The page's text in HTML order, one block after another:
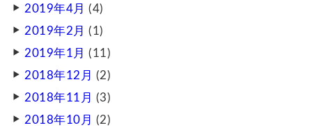
2019年4月 (4)
2019年2月 (1)
2019年1月 (11)
2018年12月 (2)
2018年11月 (3)
2018年10月 (2)